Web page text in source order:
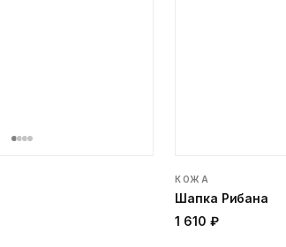
КОЖА
Шапка Рибана
1 610 ₽